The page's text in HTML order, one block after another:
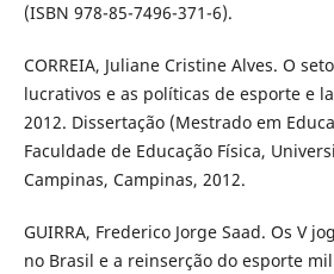
(ISBN 978-85-7496-371-6).
CORREIA, Juliane Cristine Alves. O
lucrativos e as políticas de esporte e
2012. Dissertação (Mestrado em
Faculdade de Educação Física,
Campinas, Campinas, 2012.
GUIRRA, Frederico Jorge Saad. Os V
no Brasil e a reinserção do esporte